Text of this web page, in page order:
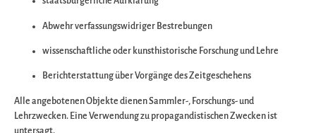
Wir arbeiten an
großartigen Sache
Abwehr verfassungswidriger Bestrebungen
wissenschaftliche oder kunsthistorische Forschung und Lehre
Berichterstattung über Vorgänge des Zeitgeschehens
Alle angebotenen Objekte dienen Sammler-, Forschungs- und
Lehrzwecken. Eine Verwendung zu propagandistischen Zwecken ist
untersagt.